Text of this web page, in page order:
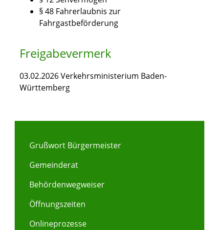
§ 48 Fahrerlaubnis zur
Fahrgastbeförderung
Freigabevermerk
03.02.2026 Verkehrsministerium Baden-
Württemberg
Grußwort Bürgermeister
Gemeinderat
Behördenwegweiser
Öffnungszeiten
Onlineprozesse